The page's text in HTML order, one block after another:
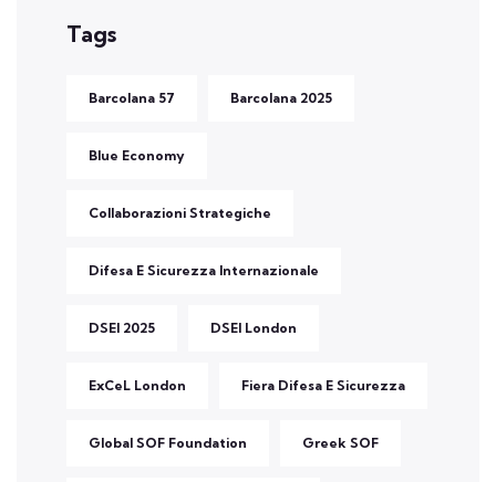
Tags
Barcolana 57 Barcolana 2025
Blue Economy
Collaborazioni Strategiche
Difesa E Sicurezza Internazionale
DSEI 2025 DSEI London
ExCeL London Fiera Difesa E Sicurezza
Global SOF Foundation Greek SOF